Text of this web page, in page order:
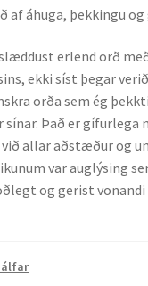
af áhuga, þekkingu
erlend orð
ekki síst þegar
orða sem ég
sínar. Það er
allar aðstæður og
var auglýsing
og gerist vonandi